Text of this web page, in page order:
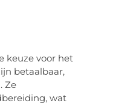
keuze voor het
betaalbaar,
Ze
wat